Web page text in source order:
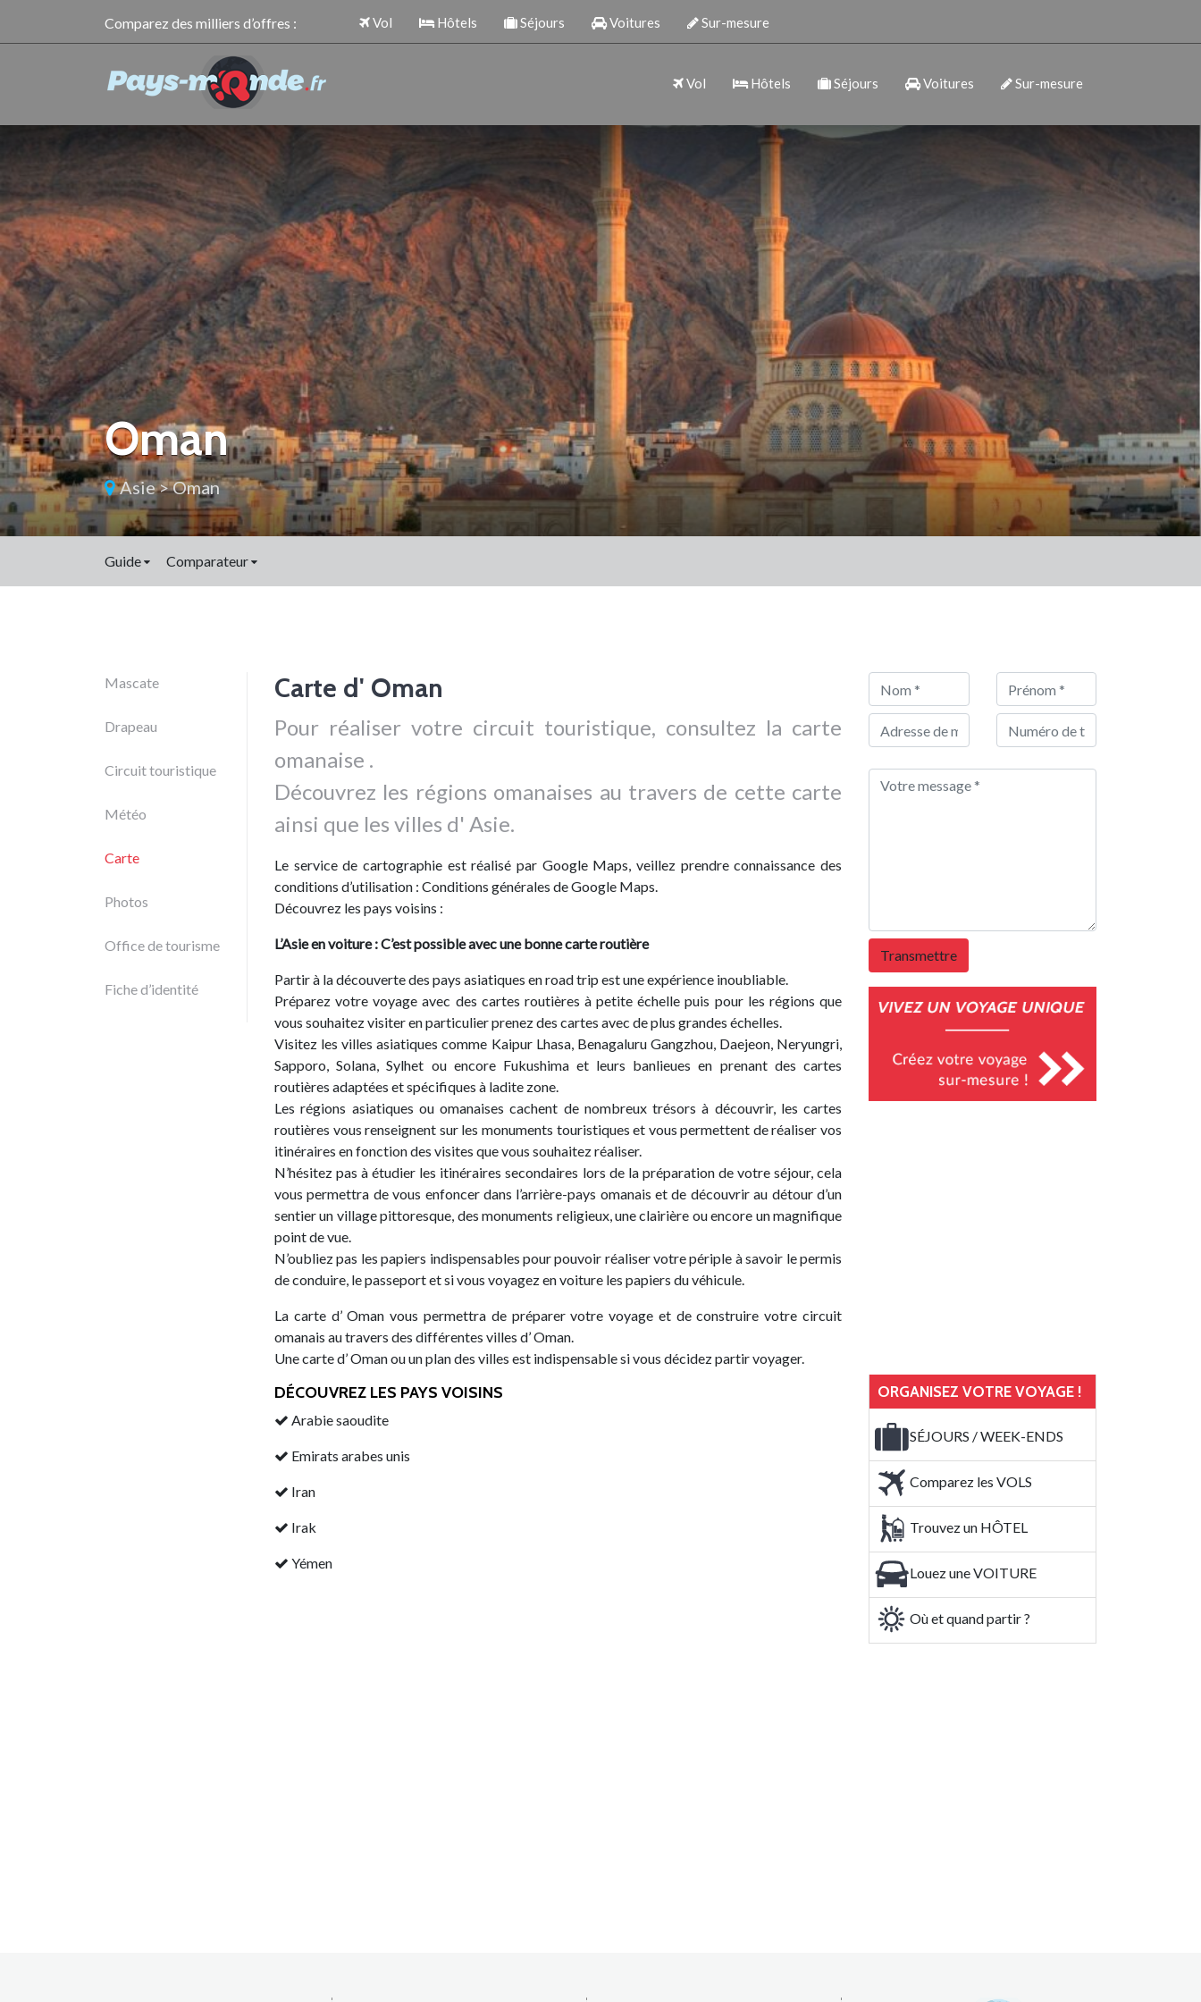
Comparez des milliers d’offres : Vol Hôtels Séjours Voitures Sur-mesure
Vol Hôtels Séjours Voitures Sur-mesure
Oman
Asie>Oman
Guide Comparateur
Mascate
Drapeau
Circuit touristique
Météo
Carte
Photos
Office de tourisme
Fiche d’identité
Carte d' Oman
Pour réaliser votre circuit touristique, consultez la carte
omanaise .
Découvrez les régions omanaises au travers de cette carte
ainsi que les villes d' Asie.
Le service de cartographie est réalisé par Google Maps, veillez prendre connaissance des
conditions d’utilisation : Conditions générales de Google Maps.
Découvrez les pays voisins :
L’Asie en voiture : C’est possible avec une bonne carte routière
Partir à la découverte des pays asiatiques en road trip est une expérience inoubliable.
Préparez votre voyage avec des cartes routières à petite échelle puis pour les régions que
vous souhaitez visiter en particulier prenez des cartes avec de plus grandes échelles.
Visitez les villes asiatiques comme Kaipur Lhasa, Benagaluru Gangzhou, Daejeon, Neryungri,
Sapporo, Solana, Sylhet ou encore Fukushima et leurs banlieues en prenant des cartes
routières adaptées et spécifiques à ladite zone.
Les régions asiatiques ou omanaises cachent de nombreux trésors à découvrir, les cartes
routières vous renseignent sur les monuments touristiques et vous permettent de réaliser vos
itinéraires en fonction des visites que vous souhaitez réaliser.
N’hésitez pas à étudier les itinéraires secondaires lors de la préparation de votre séjour, cela
vous permettra de vous enfoncer dans l’arrière-pays omanais et de découvrir au détour d’un
sentier un village pittoresque, des monuments religieux, une clairière ou encore un magnifique
point de vue.
N’oubliez pas les papiers indispensables pour pouvoir réaliser votre périple à savoir le permis
de conduire, le passeport et si vous voyagez en voiture les papiers du véhicule.
La carte d’ Oman vous permettra de préparer votre voyage et de construire votre circuit
omanais au travers des différentes villes d’ Oman.
Une carte d’ Oman ou un plan des villes est indispensable si vous décidez partir voyager.
DÉCOUVREZ LES PAYS VOISINS
Arabie saoudite
Emirats arabes unis
Iran
Irak
Yémen
ORGANISEZ VOTRE VOYAGE !
SÉJOURS / WEEK-ENDS
Comparez les VOLS
Trouvez un HÔTEL
Louez une VOITURE
Où et quand partir ?